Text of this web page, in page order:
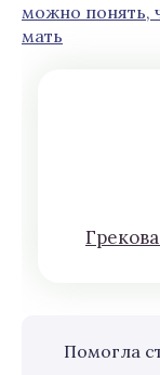
можно понять,
мать
Помогла